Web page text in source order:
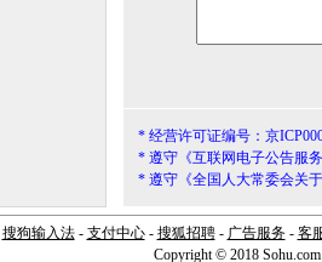
* 经营许可证编号：京
* 遵守《互联网电子公告服
* 遵守《全国人大常委会关
搜狗输入法- 支付中心- 搜狐招聘- 广告服务- 客
Copyright © 2018